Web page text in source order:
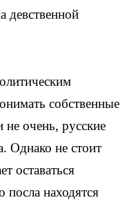
девственной
собственные
очень, русские
Однако не стоит
оставаться
находятся